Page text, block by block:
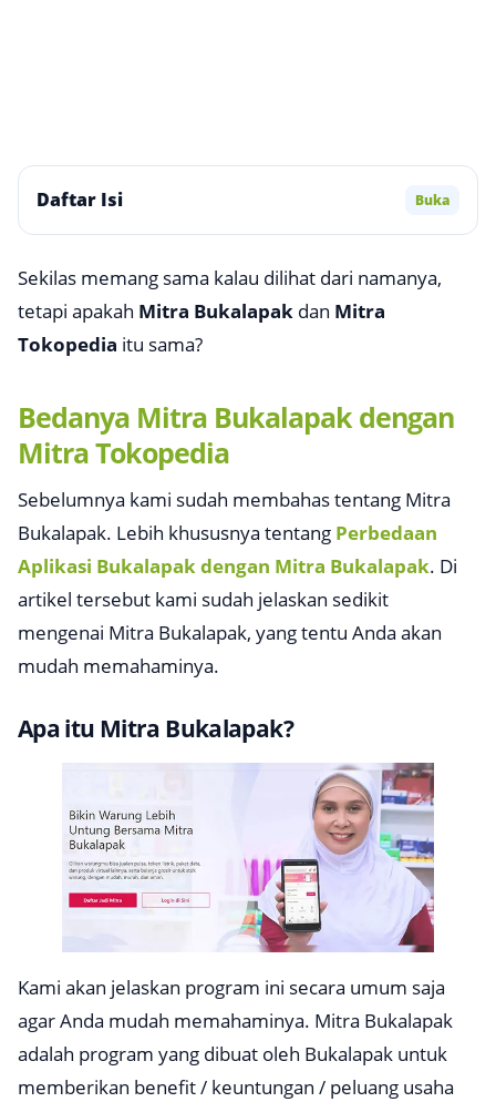
Daftar Isi Buka
Sekilas memang sama kalau dilihat dari namanya,
tetapi apakah Mitra Bukalapak dan Mitra
Tokopedia itu sama?
Bedanya Mitra Bukalapak dengan
Mitra Tokopedia
Sebelumnya kami sudah membahas tentang Mitra
Bukalapak. Lebih khususnya tentang Perbedaan
Aplikasi Bukalapak dengan Mitra Bukalapak. Di
artikel tersebut kami sudah jelaskan sedikit
mengenai Mitra Bukalapak, yang tentu Anda akan
mudah memahaminya.
Apa itu Mitra Bukalapak?
Kami akan jelaskan program ini secara umum saja
agar Anda mudah memahaminya. Mitra Bukalapak
adalah program yang dibuat oleh Bukalapak untuk
memberikan benefit / keuntungan / peluang usaha